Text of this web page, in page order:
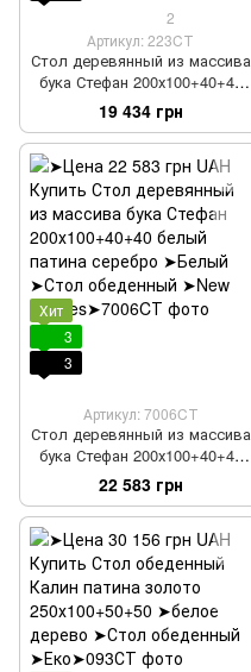
2
Артикул: 223CТ
Стол деревянный из массива
бука Стефан 200х100+40+40
цвет орех
19 434 грн
Хит
3
3
Артикул: 7006CТ
Стол деревянный из массива
бука Стефан 200х100+40+40
белый патина серебро
22 583 грн